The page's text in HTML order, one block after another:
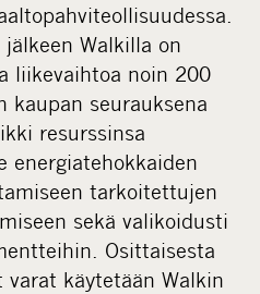
Walkilla on
liikevaihtoa noin 200
kaupan seurauksena
resurssinsa
energiatehokkaiden
tarkoitettujen
sekä valikoidusti
Osittaisesta
käytetään Walkin